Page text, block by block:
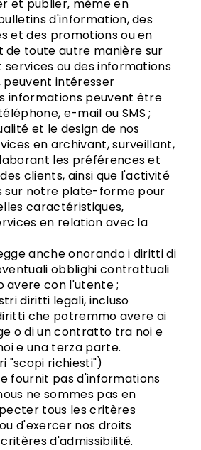
et publier, même en
d'information, des
et des promotions ou en
de toute autre manière sur
services ou des informations
peuvent intéresser
informations peuvent être
e-mail ou SMS ;
et le design de nos
en archivant, surveillant,
les préférences et
clients, ainsi que l'activité
sur notre plate-forme pour
caractéristiques,
en relation avec la
anche onorando i diritti di
obblighi contrattuali
avere con l'utente ;
diritti legali, incluso
che potremmo avere ai
o di un contratto tra noi e
e una terza parte.
"scopi richiesti")
fournit pas d'informations
ne sommes pas en
tous les critères
d'exercer nos droits
d'admissibilité.